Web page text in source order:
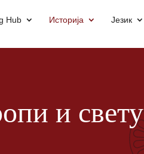
Hub Историја Језик
и свету